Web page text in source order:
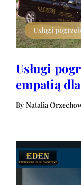
Usługi
Usługi
empatią
By Natalia